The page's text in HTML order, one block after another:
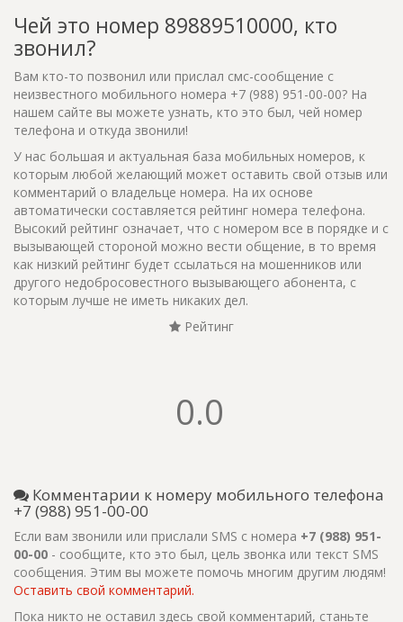
Чей это номер 89889510000, кто
звонил?
Вам кто-то позвонил или прислал смс-сообщение с
неизвестного мобильного номера +7 (988) 951-00-00? На
нашем сайте вы можете узнать, кто это был, чей номер
телефона и откуда звонили!
У нас большая и актуальная база мобильных номеров, к
которым любой желающий может оставить свой отзыв или
комментарий о владельце номера. На их основе
автоматически составляется рейтинг номера телефона.
Высокий рейтинг означает, что с номером все в порядке и с
вызывающей стороной можно вести общение, в то время
как низкий рейтинг будет ссылаться на мошенников или
другого недобросовестного вызывающего абонента, с
которым лучше не иметь никаких дел.
Рейтинг
0.0
Комментарии к номеру мобильного телефона
+7 (988) 951-00-00
Если вам звонили или прислали SMS с номера +7 (988) 951-
00-00 - сообщите, кто это был, цель звонка или текст SMS
сообщения. Этим вы можете помочь многим другим людям!
Оставить свой комментарий.
Пока никто не оставил здесь свой комментарий, станьте